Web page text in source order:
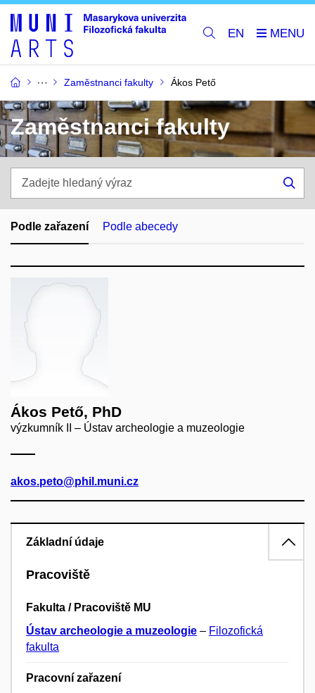
EN
Zaměstnanci fakulty Ákos Pető
Zaměstnanci fakulty
hledaný
výraz
Podle zařazení Podle abecedy
Ákos Pető, PhD
výzkumník II – Ústav archeologie a muzeologie
akos.peto@phil.muni.cz
Základní údaje
Pracoviště
Fakulta / Pracoviště MU
Ústav archeologie a muzeologie – Filozofická
fakulta
Pracovní zařazení